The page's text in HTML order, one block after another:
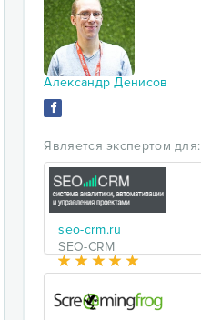
Александр Денисов
Является экспертом для:
seo-crm.ru
SEO-CRM